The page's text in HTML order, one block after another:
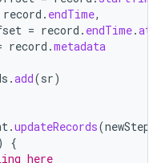
record . endTime,
= record . endTime.
record .metadata
.add(sr)
.updateRecords(
{
here